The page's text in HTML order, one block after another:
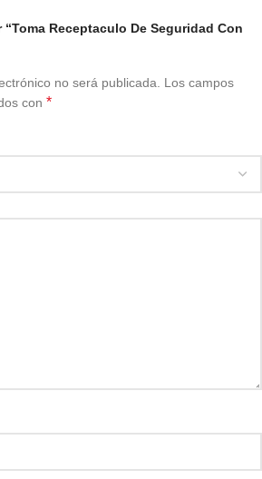
Receptaculo De Seguridad Con
no será publicada.
Los campos
con *